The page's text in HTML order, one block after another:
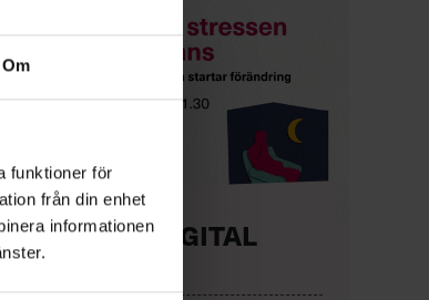
Om
funktioner för
från din enhet
informationenDIGITAL